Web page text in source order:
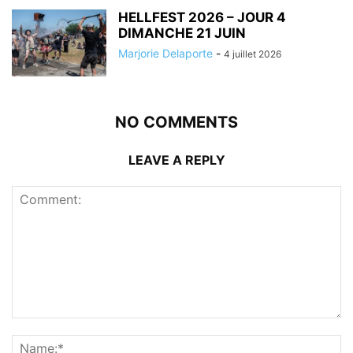
HELLFEST 2026 – JOUR 4
DIMANCHE 21 JUIN
Marjorie Delaporte - 4 juillet 2026
NO COMMENTS
LEAVE A REPLY